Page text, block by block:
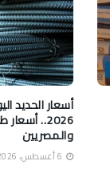
2026..
والمصريين